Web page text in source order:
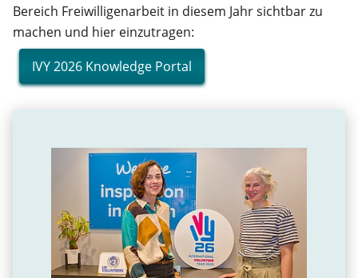
Bereich Freiwilligenarbeit in diesem Jahr sichtbar zu
machen und hier einzutragen:
IVY 2026 Knowledge Portal